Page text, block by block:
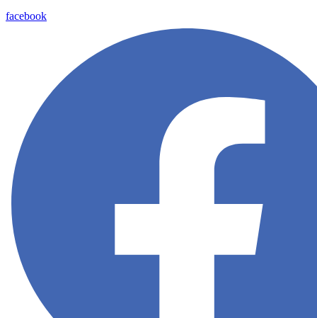
facebook